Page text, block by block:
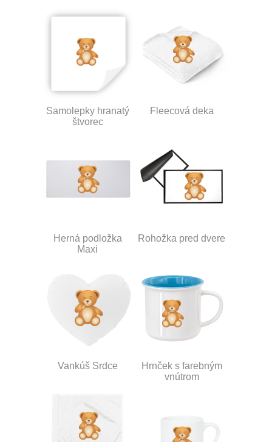
Samolepky hranatý
štvorec
Fleecová deka
Herná podložka
Maxi
Rohožka pred dvere
Vankúš Srdce
Hrnček s farebným
vnútrom